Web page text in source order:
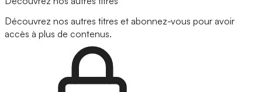
Découvrez nos autres titres et abonnez-vous pour avoir
accès à plus de contenus.